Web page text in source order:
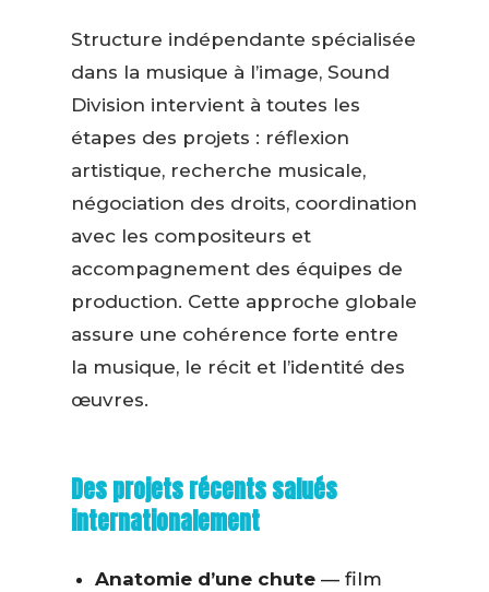
Structure indépendante spécialisée
dans la musique à l’image, Sound
Division intervient à toutes les
étapes des projets : réflexion
artistique, recherche musicale,
négociation des droits, coordination
avec les compositeurs et
accompagnement des équipes de
production. Cette approche globale
assure une cohérence forte entre
la musique, le récit et l’identité des
œuvres.
Des projets récents salués
internationalement
Anatomie d’une chute— film